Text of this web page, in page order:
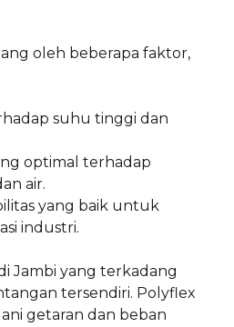
oleh beberapa faktor,
suhu tinggi dan
optimal terhadap
air.
yang baik untuk
industri.
Jambi yang terkadang
tersendiri. Polyflex
getaran dan beban